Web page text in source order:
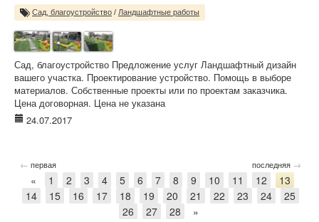
Сад, благоустройство / Ландшафтные работы
Сад, благоустройство Предложение услуг Ландшафтный дизайн
вашего участка. Проектирование устройство. Помощь в выборе
материалов. Собственные проекты или по проектам заказчика.
Цена договорная. Цена не указана
24.07.2017
← первая последняя →
« 1 2 3 4 5 6 7 8 9 10 11 12
13
14
15 16 17 18 19 20 21 22 23 24
25
26
27 28 »